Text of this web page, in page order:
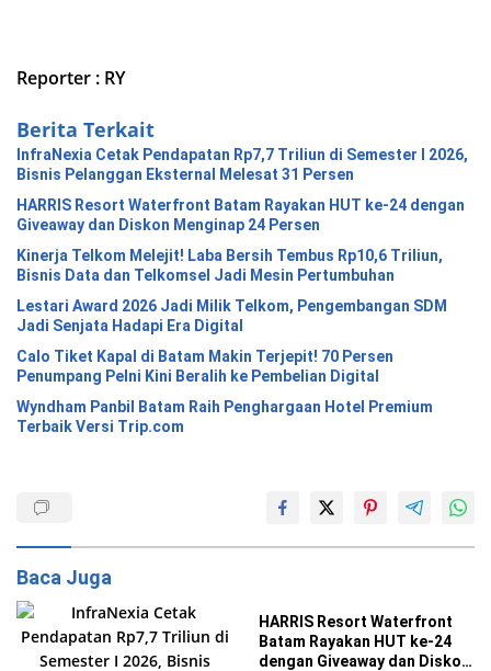
Reporter : RY
Berita Terkait
InfraNexia Cetak Pendapatan Rp7,7 Triliun di Semester I 2026,
Bisnis Pelanggan Eksternal Melesat 31 Persen
HARRIS Resort Waterfront Batam Rayakan HUT ke-24 dengan
Giveaway dan Diskon Menginap 24 Persen
Kinerja Telkom Melejit! Laba Bersih Tembus Rp10,6 Triliun,
Bisnis Data dan Telkomsel Jadi Mesin Pertumbuhan
Lestari Award 2026 Jadi Milik Telkom, Pengembangan SDM
Jadi Senjata Hadapi Era Digital
Calo Tiket Kapal di Batam Makin Terjepit! 70 Persen
Penumpang Pelni Kini Beralih ke Pembelian Digital
Wyndham Panbil Batam Raih Penghargaan Hotel Premium
Terbaik Versi Trip.com
Baca Juga
HARRIS Resort Waterfront
Batam Rayakan HUT ke-24
dengan Giveaway dan Diskon